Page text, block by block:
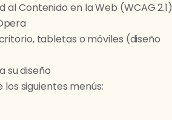
Contenido en la Web (WCAG 2.1)
tabletas o móviles (diseño
su diseño
siguientes menús: